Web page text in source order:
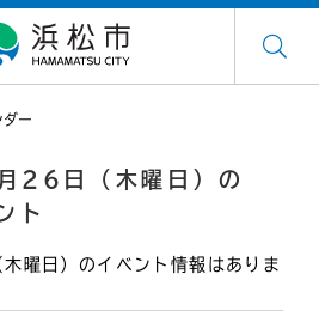
ー
日（木曜日）の
ト
日）のイベント情報はありま